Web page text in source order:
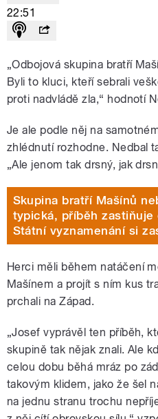
22:51
„Odbojová skupina bratří
Byli to kluci, kteří sebrali
proti nadvládě zla,“ hodnotí
Je ale podle něj na
zhlédnutí rozhodne. Nedbal
„Ale jenom tak drsný, jak
Skupina bratří Mašínů
typická, příběh zastiňuje
Státní vyznamenání si
Herci měli během natáčení
Mašínem a projít s ním kus
prchali na Západ.
„Josef vyprávěl ten příběh,
skupině tak nějak znali. Ale
celou dobu běhá mráz po
takovým klidem, jako že šel
na jednu stranu trochu